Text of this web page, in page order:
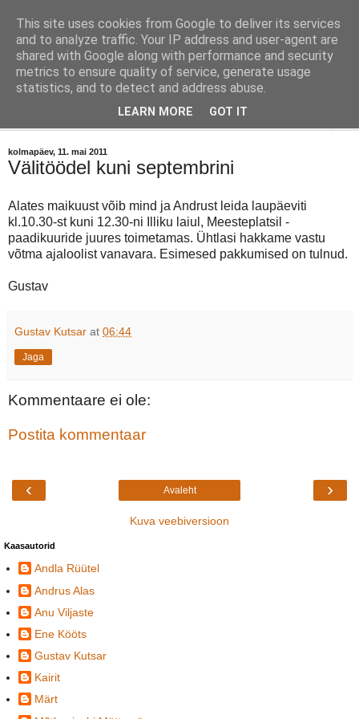
Orissaare Ajaloo Toimkond
Toimkond on kõigile avatud ajaloohuviliste vaba ühendus.
kolmapäev, 11. mai 2011
Välitöödel kuni septembrini
Alates maikuust võib mind ja Andrust leida laupäeviti
kl.10.30-st kuni 12.30-ni Illiku laiul, Meesteplatsil -
paadikuuride juures toimetamas. Ühtlasi hakkame vastu
võtma ajaloolist vanavara. Esimesed pakkumised on tulnud.
Gustav
Gustav Kutsar at 06:44
Jaga
Kommentaare ei ole:
Postita kommentaar
‹ ›
Avaleht
Kuva veebiversioon
Kaasautorid
Andla Rüütel
Andrus Alas
Anu Viljaste
Ene Kööts
Gustav Kutsar
Kairit
Märt
This site uses cookies from Google to deliver its services
and to analyze traffic. Your IP address and user-agent are
shared with Google along with performance and security
metrics to ensure quality of service, generate usage
statistics, and to detect and address abuse.
LEARN MORE GOT IT